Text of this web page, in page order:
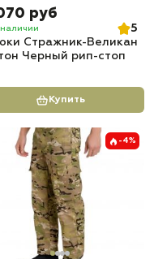
руб
наличии
5
Стражник-Великан
Черный рип-стоп
Купить
-4%